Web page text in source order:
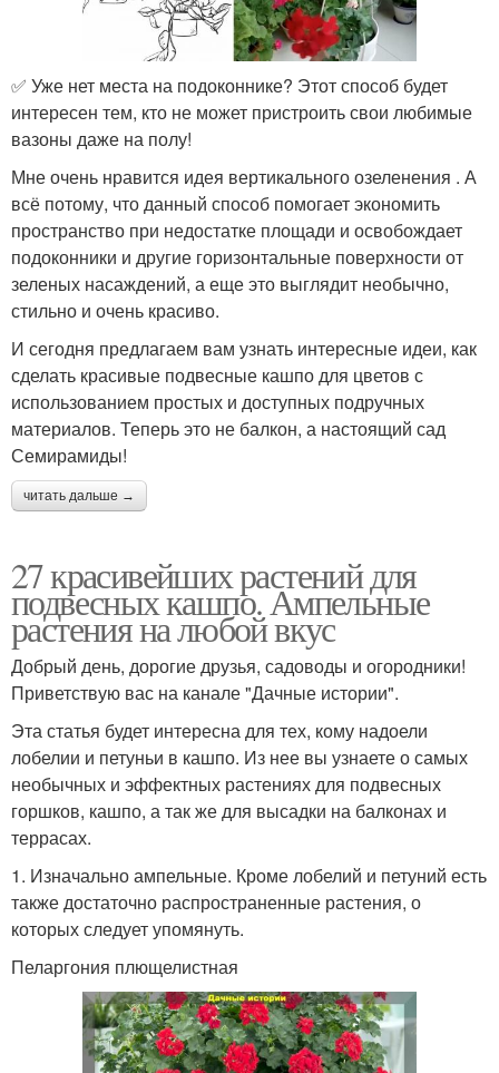
✅ Уже нет места на подоконнике? Этот способ будет
интересен тем, кто не может пристроить свои любимые
вазоны даже на полу!
Мне очень нравится идея вертикального озеленения . А
всё потому, что данный способ помогает экономить
пространство при недостатке площади и освобождает
подоконники и другие горизонтальные поверхности от
зеленых насаждений, а еще это выглядит необычно,
стильно и очень красиво.
И сегодня предлагаем вам узнать интересные идеи, как
сделать красивые подвесные кашпо для цветов с
использованием простых и доступных подручных
материалов. Теперь это не балкон, а настоящий сад
Семирамиды!
читать дальше →
27 красивейших растений для
подвесных кашпо. Ампельные
растения на любой вкус
Добрый день, дорогие друзья, садоводы и огородники!
Приветствую вас на канале "Дачные истории".
Эта статья будет интересна для тех, кому надоели
лобелии и петуньи в кашпо. Из нее вы узнаете о самых
необычных и эффектных растениях для подвесных
горшков, кашпо, а так же для высадки на балконах и
террасах.
1. Изначально ампельные. Кроме лобелий и петуний есть
также достаточно распространенные растения, о
которых следует упомянуть.
Пеларгония плющелистная